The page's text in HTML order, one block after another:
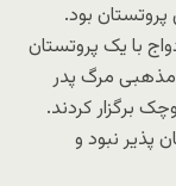
بود.
با یک پروتستان
مذهبی مرگ پدر
برگزار کردند.
پذیر نبود و